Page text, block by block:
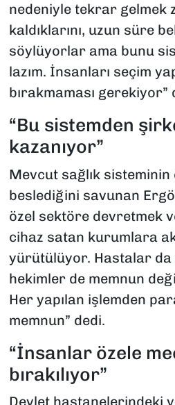
nedeniyle tekrar gelmek
kaldıklarını, uzun süre
söylüyorlar ama bunu
lazım. İnsanları seçim
bırakmaması
“Bu sistemden
kazanıyor”
Mevcut sağlık
beslediğini savunan
özel sektöre devretmek
cihaz satan kurumlara
yürütülüyor. Hastalar da
hekimler de memnun
Her yapılan işlemden
memnun” dedi.
“İnsanlar özele
bırakılıyor”
Devlet hastanelerindeki